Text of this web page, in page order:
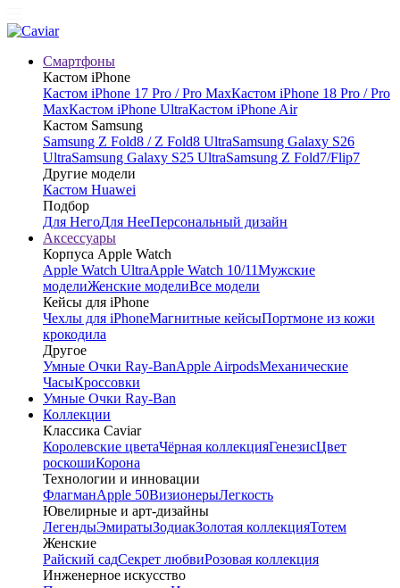
Смартфоны
Кастом iPhone
Кастом iPhone 17 Pro / Pro MaxКастом iPhone 18 Pro / Pro
MaxКастом iPhone UltraКастом iPhone Air
Кастом Samsung
Samsung Z Fold8 / Z Fold8 UltraSamsung Galaxy S26
UltraSamsung Galaxy S25 UltraSamsung Z Fold7/Flip7
Другие модели
Кастом Huawei
Подбор
Для НегоДля НееПерсональный дизайн
Аксессуары
Корпуса Apple Watch
Apple Watch UltraApple Watch 10/11Мужские
моделиЖенские моделиВсе модели
Кейсы для iPhone
Чехлы для iPhoneМагнитные кейсыПортмоне из кожи
крокодила
Другое
Умные Очки Ray-BanApple AirpodsМеханические
ЧасыКроссовки
Умные Очки Ray-Ban
Коллекции
Классика Caviar
Королевские цветаЧёрная коллекцияГенезисЦвет
роскошиКорона
Технологии и инновации
ФлагманApple 50ВизионерыЛегкость
Ювелирные и арт-дизайны
ЛегендыЭмиратыЗодиакЗолотая коллекцияТотем
Женские
Райский садСекрет любвиРозовая коллекция
Инженерное искусство